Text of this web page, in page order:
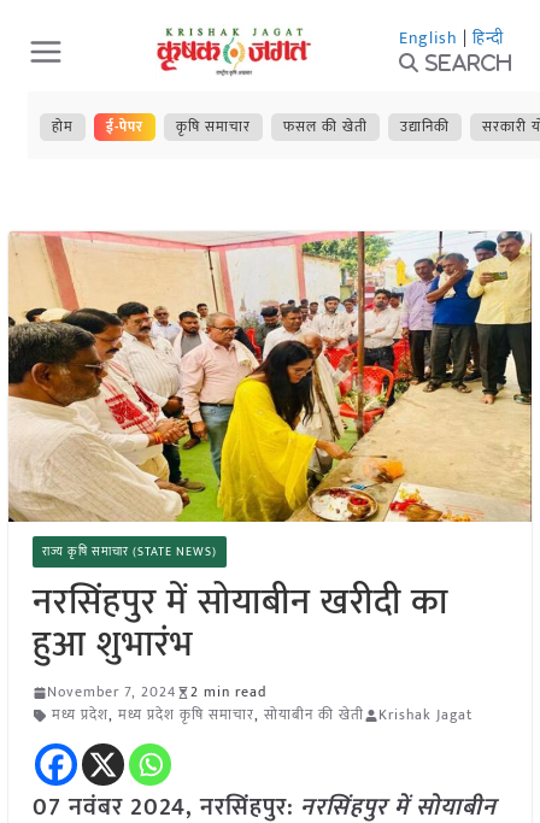
Skip
to
content
English | हिन्दी
Search
होम ई-पेपर कृषि समाचार फसल की खेती उद्यानिकी सरकारी
राज्य कृषि समाचार (STATE NEWS)
नरसिंहपुर में सोयाबीन खरीदी का
हुआ शुभारंभ
November 7, 2024
2 min read
मध्य प्रदेश, मध्य प्रदेश कृषि समाचार, सोयाबीन की खेती Krishak Jagat
07 नवंबर 2024, नरसिंहपुर: नरसिंहपुर में सोयाबीन